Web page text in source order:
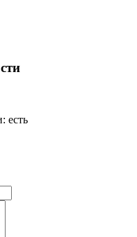
есть